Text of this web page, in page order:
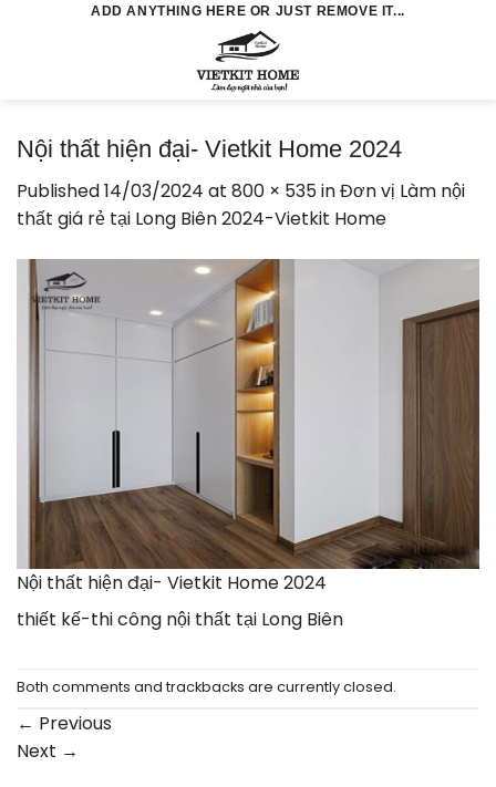
ADD ANYTHING HERE OR JUST REMOVE IT...
Nội thất hiện đại- Vietkit Home 2024
Published14/03/2024 at 800 × 535inĐơn vị Làm nội
thất giá rẻ tại Long Biên 2024-Vietkit Home
Nội thất hiện đại- Vietkit Home 2024
thiết kế-thi công nội thất tại Long Biên
Both comments and trackbacks are currently closed.
← Previous
Next →